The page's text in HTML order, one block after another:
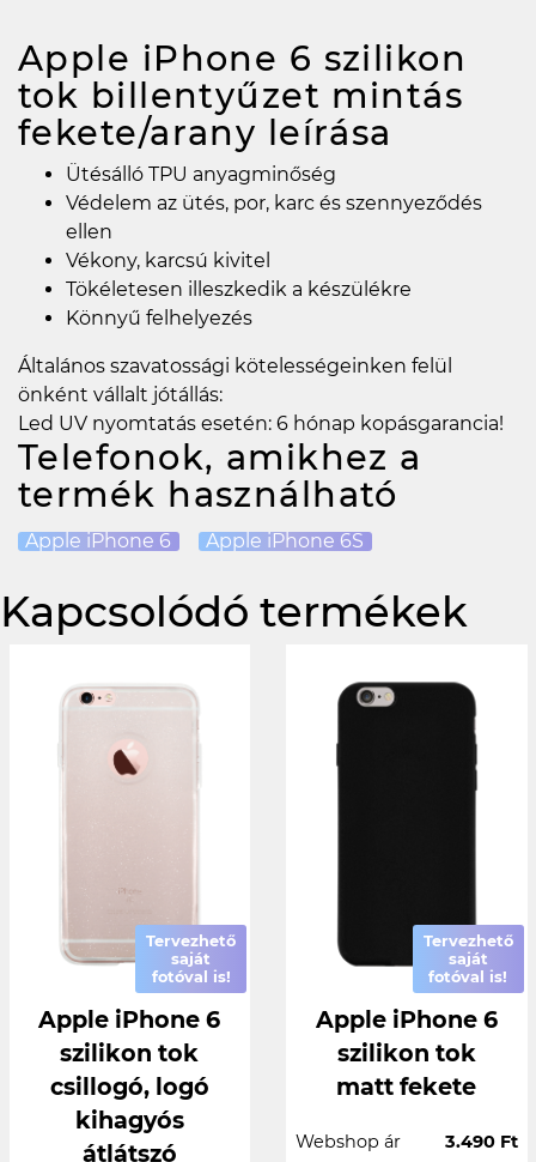
Apple iPhone 6 szilikon
tok billentyűzet mintás
fekete/arany leírása
Ütésálló TPU anyagminőség
Védelem az ütés, por, karc és szennyeződés
ellen
Vékony, karcsú kivitel
Tökéletesen illeszkedik a készülékre
Könnyű felhelyezés
Általános szavatossági kötelességeinken felül
önként vállalt jótállás:
Led UV nyomtatás esetén: 6 hónap kopásgarancia!
Telefonok, amikhez a
termék használható
Apple iPhone 6 Apple iPhone 6S
Kapcsolódó termékek
Tervezhető
saját
fotóval is!
Apple iPhone 6
szilikon tok
csillogó, logó
kihagyós
átlátszó
Tervezhető
saját
fotóval is!
Apple iPhone 6
szilikon tok
matt fekete
Webshop ár
3.490 Ft